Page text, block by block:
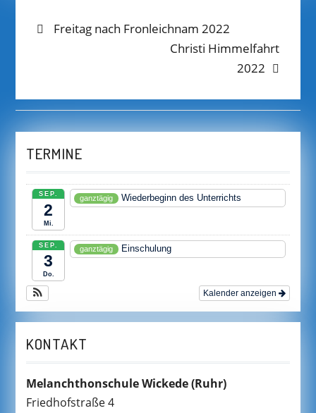
BEITRAGS-
Previous
Freitag nach Fronleichnam 2022
Next
Christi Himmelfahrt
2022
TERMINE
SEP.
2
Mi.
ganztägig Wiederbeginn des Unterrichts
SEP.
3
Do.
ganztägig Einschulung
Kalender anzeigen
KONTAKT
Melanchthonschule Wickede(Ruhr)
Friedhofstraße 4